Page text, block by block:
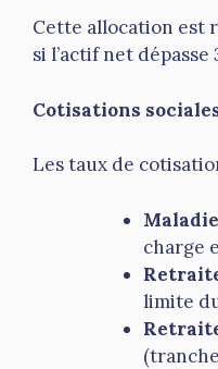
Cette allocation est
si l’actif net dépasse
Cotisations
Les taux de
Maladie
charge
limite